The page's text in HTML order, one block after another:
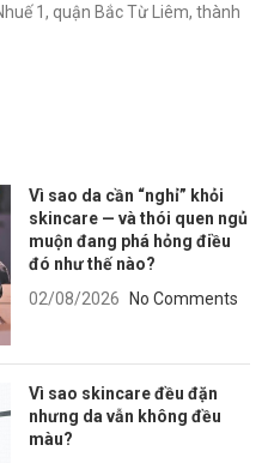
1, quận Bắc Từ Liêm, thành
Vì sao da cần “nghỉ” khỏi
skincare — và thói quen ngủ
muộn đang phá hỏng điều
đó như thế nào?
02/08/2026
No Comments
Vì sao skincare đều đặn
nhưng da vẫn không đều
màu?